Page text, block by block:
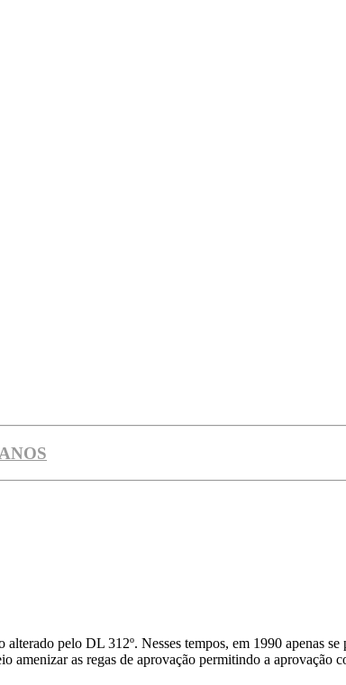
pelo DL 312º. Nesses tempos, em 1990 apenas
as regas de aprovação permitindo a aprovação